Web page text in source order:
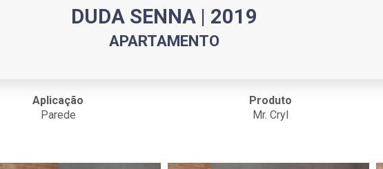
DUDA SENNA | 2019
APARTAMENTO
Aplicação
Parede
Produto
Mr. Cryl